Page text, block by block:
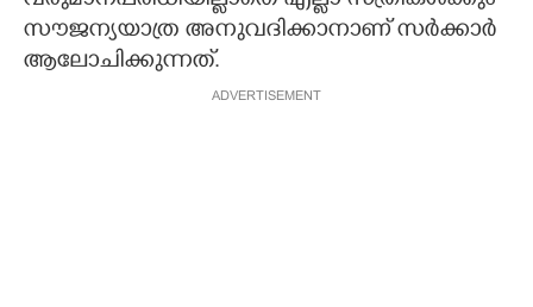
സൗജന്യയാത്ര അനുവദിക്കാനാണ് സർക്കാർ
ആലോചിക്കുന്നത്.
ADVERTISEMENT